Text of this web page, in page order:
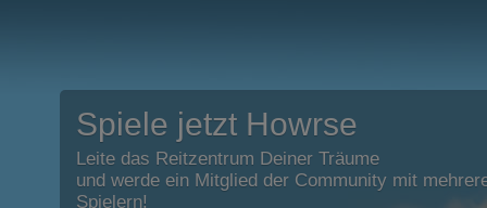
Spiele jetzt Howrse
Leite das Reitzentrum Deiner Träume
und werde ein Mitglied der Community mit
Spielern!